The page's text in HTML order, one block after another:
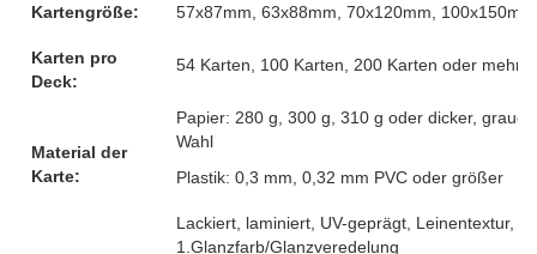
Kartengröße: 57x87mm, 63x88mm, 70x120mm,
Karten pro
Deck:
54 Karten, 100 Karten, 200 Karten oder mehr,
Material der
Karte:
Papier: 280 g, 300 g, 310 g oder dicker,
Wahl
Plastik: 0,3 mm, 0,32 mm PVC oder größer
Lackiert, laminiert, UV-geprägt, Leinentextur,
1.Glanzfarb/Glanzveredelung